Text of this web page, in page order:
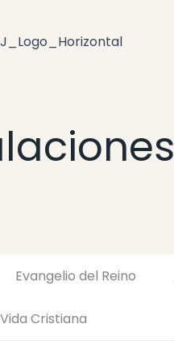
Evangelio del Reino
Vida Cristiana